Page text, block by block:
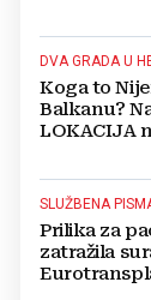
DVA GRADA U
Koga to
Balkanu?
LOKACIJA
SLUŽBENA
Prilika za
zatražila